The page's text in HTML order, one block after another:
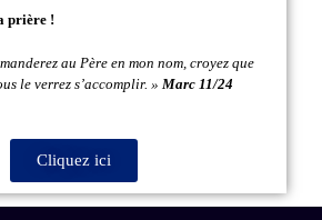
prière !
au Père en mon nom, croyez que
le verrez s’accomplir. »Marc 11/24
Cliquez ici